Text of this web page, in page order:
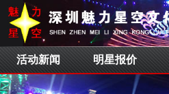
活动新闻 明星报价